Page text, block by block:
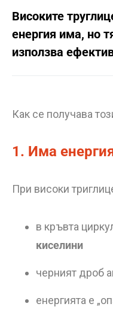
Високите
енергия има, но
използва
Как се получава
1. Има
При високи
в кръвта
киселини
черният дроб
енергията е